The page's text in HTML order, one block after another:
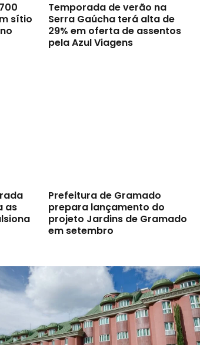
sítio
Temporada de verão na
Serra Gaúcha terá alta de
29% em oferta de assentos
pela Azul Viagens
as
Prefeitura de Gramado
prepara lançamento do
projeto Jardins de Gramado
em setembro